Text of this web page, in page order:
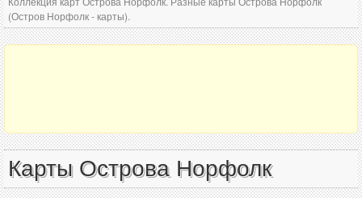
(Остров Норфолк - карты).
Карты Острова Норфолк